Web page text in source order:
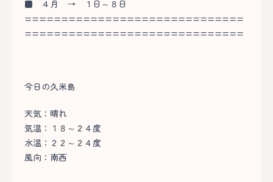
■ ４月 → １日～８日
==============================
==============================
今日の久米島
天気：晴れ
気温：１８～２４度
水温：２２～２４度
風向：南西